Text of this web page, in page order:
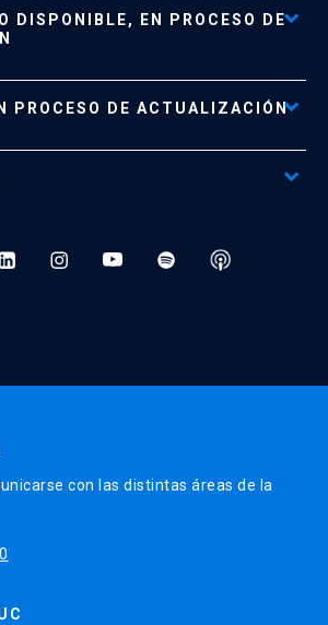
Devolución e Información Importante
DISPONIBLE, EN PROCESO DE
No Disponible file_download
PROCESO DE ACTUALIZACIÓN
con las distintas áreas de la